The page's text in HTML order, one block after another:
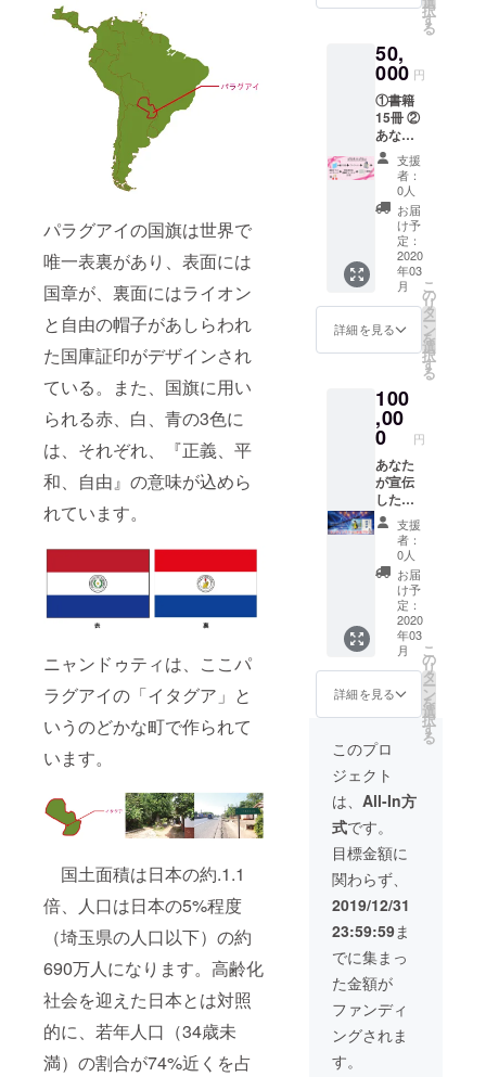
パラグアイの国旗は世界で
唯一表裏があり、表面には
国章が、裏面にはライオン
と自由の帽子があしらわれ
た国庫証印がデザインされ
ている。また、国旗に用い
られる赤、白、青の3色に
は、それぞれ、『正義、平
和、自由』の意味が込めら
れています。
ニャンドゥティは、ここパ
ラグアイの「イタグア」と
いうのどかな町で作られて
います。
国土面積は日本の約.1.1
倍、人口は日本の5%程度
（埼玉県の人口以下）の約
690万人になります。高齢化
社会を迎えた日本とは対照
的に、若年人口（34歳未
満）の割合が74%近くを占
の色
ルド or
シル
バー）
何もご
記入が
ない場
合は、
おまか
せ、イ
ヤリン
グ、
ゴール
ドでお
届けし
ます。
その他
のパー
ツの色
やデザ
こちら
におま
かせ願
いま
す。
でかわ
クセサ
リー ・
PARTS
CLUB
手作り
アクセ
サリー
BOOK
※書籍は
リター
ンのオ
プショ
ンから
お好き
な書籍
お選び
くださ
きます
⑤ブレ
スレッ
ト ・基
本サイ
ズ
14cm+
アジャ
スター
（女性
Ｓサイ
ズ相
当） ・
基本サ
イズよ
のもの
がほし
に希望
の長さ
をご記
さい ・
ニャン
ドゥ
ティの
色はお
おまか
に指定
できま
す （例:
黄色
系、赤
系な
考欄に
ご記入
い） ・
柄は本
書に未
掲載の
なり、
本文に
て使用
の写真
とは別
の柄で
す ・金
具色は
ゴール
ドのみ
になり
ます ・
金具の
は2つま
でしか
プラン
名の記
載が無
い場合
は記載
されて
いるプ
ランの
みのリ
ターン
をご用
意させ
ていた
だきま
す。 そ
注意事
項をお
読みい
ただき
選択が
必要と
なるプ
ランに
関して
は全て
備考欄
に記載
をお願
いいた
しま
す。
（ニャ
ンドゥ
トート
の色な
ど） プ
ランを3
つ選ん
だ際に
書籍1冊
と著者
からの
セージ
と書籍
にクレ
ジット
記載が
重複し
た場
③repic
リジナ
ルトー
トバッ
グ
（CAM
PFIRE
限定）
※トート
バッグ
は、
ミッド
ナイト
ブルー
とブ
ラック
とワイ
ンレッ
色をリ
ターン
のオプ
ション
よりお
選びく
ださ
い。 ④
著者か
らの
メッ
セージ
⑤弊社
既刊
本 直
筆サイ
ン入り3
冊（以
・おお
ぐいお
じさん
・チー
ズの島
と15ひ
きのネ
ズミ ・
ゼロか
ら学ぶ
プログ
ラミン
グ入門
・貴和
製作所
監修 か
んたん
でかわ
択
す
る
50,
000 円
①書籍
15冊 ②
あなた
のお名
前を掲
載 ※ご
支援の
際に必
ず備考
欄にご
希望の
お名前
をご記
入くだ
さい。
③repic
リジナ
ルトー
トバッ
グ
（CAM
PFIRE
限定）
※トート
バッグ
は、
ミッド
ナイト
ブルー
とブ
ラック
とワイ
ンレッ
ドの3色
からお
好きな
色をリ
ターン
のオプ
ション
よりお
選びく
ださ
い。 ④
著者か
らの
メッ
セージ
⑤弊社
既刊
本 直
筆サイ
ン入り3
冊（以
支援
者：
0人
お届
け予
定：
2020
年03
月
詳細を見る
こ
の
リ
タ
ー
ン
を
選
択
す
る
100
,00
0 円
あなた
が宣伝
したい
内容の
ラン
ディン
グペー
ジを作
成いた
しま
す。
（※通
常、企
業に依
頼する
と50～
100万円
の費用
が発生
しま
す） 弊
社で作
成した
ラン
ディン
グペー
ジのサ
ンプル
版はこ
ちら
https://r
epicboo
k.jp/
支援
者：
0人
お届
け予
定：
2020
年03
月
詳細を見る
こ
の
リ
タ
ー
ン
を
選
択
す
る
このプロ
ジェクト
は、 All-In方
式です。
目標金額に
関わらず、
2019/12/31
23:59:59ま
でに集まっ
た金額が
ファンディ
ングされま
す。